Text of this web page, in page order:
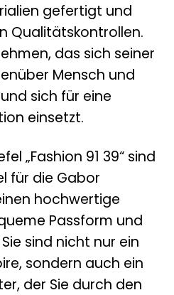
gefertigt und
Qualitätskontrollen.
das sich seiner
Mensch und
sich für eine
einsetzt.
„Fashion 91 39“ sind
für die Gabor
hochwertige
Passform und
sind nicht nur ein
sondern auch ein
der Sie durch den